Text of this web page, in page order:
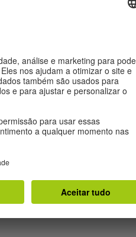
Parceiros e
Pode apoiar o nosso trabalho